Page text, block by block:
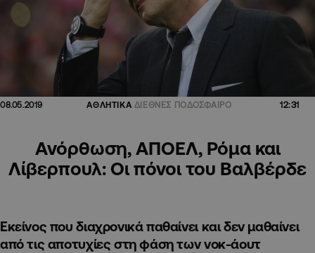
08.05.2019 ΑΘΛΗΤΙΚΑ ΔΙΕΘΝΕΣ ΠΟΔΟΣΦΑΙΡΟ 12:31
Ανόρθωση, ΑΠΟΕΛ, Ρόμα και
Λίβερπουλ: Οι πόνοι του Βαλβέρδε
Εκείνος που διαχρονικά παθαίνει και δεν μαθαίνει
από τις αποτυχίες στη φάση των νοκ-άουτ